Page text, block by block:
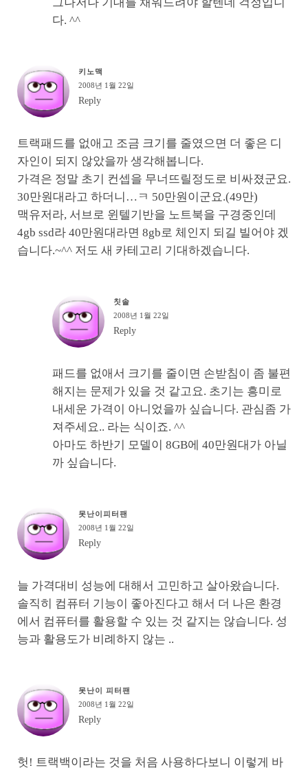
다. ^^
키노맥
2008년 1월 22일
Reply
트랙패드를 없애고 조금 크기를 줄였으면 더 좋은 디
자인이 되지 않았을까 생각해봅니다.
가격은 정말 초기 컨셉을 무너뜨릴정도로 비싸졌군요.
30만원대라고 하더니…ㅋ 50만원이군요.(49만)
맥유저라, 서브로 윈텔기반을 노트북을 구경중인데
4gb ssd라 40만원대라면 8gb로 체인지 되길 빌어야 겠
습니다.~^^ 저도 새 카테고리 기대하겠습니다.
칫솔
2008년 1월 22일
Reply
패드를 없애서 크기를 줄이면 손받침이 좀 불편
해지는 문제가 있을 것 같고요. 초기는 흥미로
내세운 가격이 아니었을까 싶습니다. 관심좀 가
져주세요.. 라는 식이죠. ^^
아마도 하반기 모델이 8GB에 40만원대가 아닐
까 싶습니다.
못난이피터팬
2008년 1월 22일
Reply
늘 가격대비 성능에 대해서 고민하고 살아왔습니다.
솔직히 컴퓨터 기능이 좋아진다고 해서 더 나은 환경
에서 컴퓨터를 활용할 수 있는 것 같지는 않습니다. 성
능과 활용도가 비례하지 않는 ..
못난이 피터팬
2008년 1월 22일
Reply
헛! 트랙백이라는 것을 처음 사용하다보니 이렇게 바